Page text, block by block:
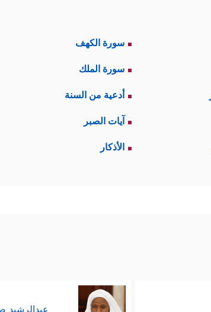
سورة الكهف
سورة الملك
أدعية من السنة
آيات الصبر
الأذكار
عبدالرشيد